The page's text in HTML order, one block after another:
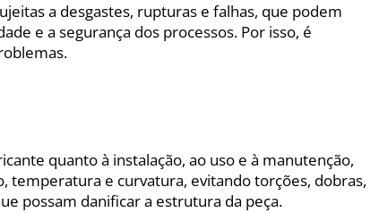
a desgastes, rupturas e falhas, que podem
e a segurança dos processos. Por isso, é
quanto à instalação, ao uso e à manutenção,
temperatura e curvatura, evitando torções, dobras,
possam danificar a estrutura da peça.